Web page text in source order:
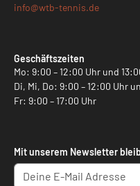
info@wtb-tennis.de
Geschäftszeiten
Mo: 9:00 – 12:00 Uhr und
Di, Mi, Do: 9:00 – 12:00 Uhr
Fr: 9:00 – 17:00 Uhr
Mit unserem Newsletter